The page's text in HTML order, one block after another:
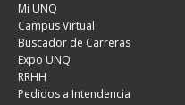
Mi UNQ
Campus Virtual
Buscador de Carreras
Expo UNQ
RRHH
Pedidos a Intendencia